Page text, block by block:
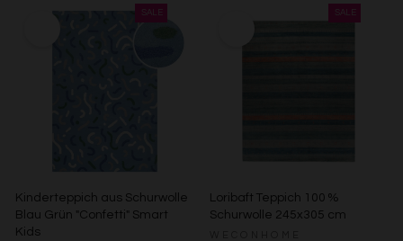
Kinderteppich aus Schurwolle
Blau Grün "Confetti" Smart
Kids
Loribaft Teppich 100 %
Schurwolle 245x305 cm
Verwendung reduzierter Daten zur Auswahl von Inhalten